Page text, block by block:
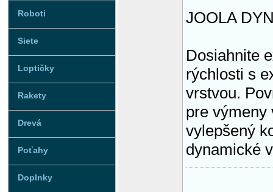
Roboti
Siete
Loptičky
Rakety
Drevá
Poťahy
Doplnky
JOOLA
Dosiahnite
rýchlosti s
vrstvou.
pre výmeny
vylepšený
dynamické